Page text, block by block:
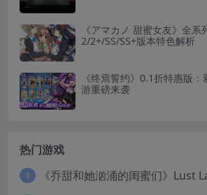
《アマカノ 甜蜜女友》全
2/2+/SS/SS+版本特色解析
《终焉誓约》0.1折特惠版
游重磅来袭
热门游戏
1